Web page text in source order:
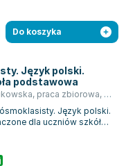
Do koszyka
Język polski.
podstawowa
, praca zbiorowa,
Język polski.
dla uczniów szkół
dokładni...